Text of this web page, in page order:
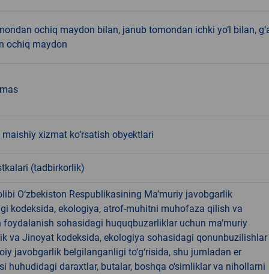
ochiq maydon bilan, janub tomondan ichki yo‘l bilan,
ochiq maydon
xizmat ko‘rsatish obyektlari
(tadbirkorlik)
O‘zbekiston Respublikasining Ma’muriy javobgarlik
kodeksida, ekologiya, atrof-muhitni muhofaza qilish va
sohasidagi huquqbuzarliklar uchun ma’muriy
va Jinoyat kodeksida, ekologiya sohasidagi qonunbuzilishlar
javobgarlik belgilanganligi to‘g‘risida, shu jumladan er
huhudidagi daraxtlar, butalar, boshqa o‘simliklar va nihollarni